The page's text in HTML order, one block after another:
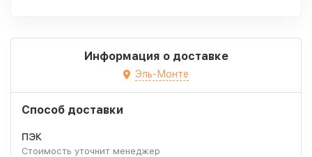
Информация о доставке
Эль-Монте
Способ доставки
ПЭК
Стоимость уточнит менеджер